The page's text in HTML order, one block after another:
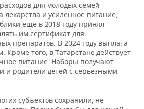
для молодых семей
лекарства и усиленное питание,
еще в 2018 году принял
им сертификат для
препаратов. В 2024 году выплата
Кроме того, в Татарстане действует
питание. Наборы получают
и родители детей с серьезными
субъектов сохранили, не